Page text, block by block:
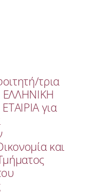
τρια
ΕΛΛΗΝΙΚΗ
για
και